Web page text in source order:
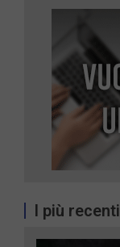
I più recenti